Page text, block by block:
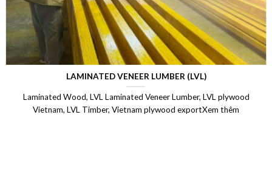
LAMINATED VENEER LUMBER (LVL)
Laminated Wood, LVL Laminated Veneer Lumber, LVL plywood
Vietnam, LVL Timber, Vietnam plywood exportXem thêm